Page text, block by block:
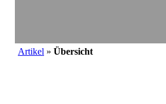
Artikel » Übersicht